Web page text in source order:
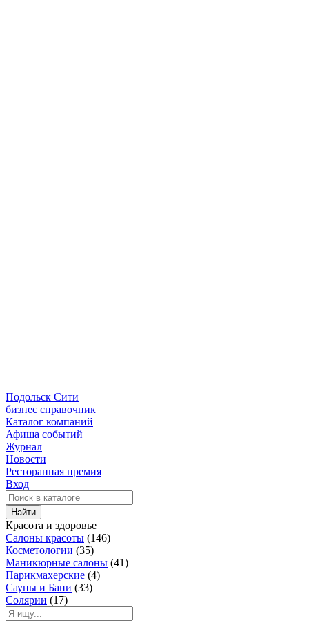
Подольск Сити
бизнес справочник
Каталог компаний
Афиша событий
Журнал
Новости
Ресторанная премия
Вход
Найти
Красота и здоровье
Салоны красоты (146)
Косметологии (35)
Маникюрные салоны (41)
Парикмахерские (4)
Сауны и Бани (33)
Солярии (17)